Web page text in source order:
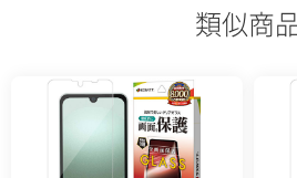
類似商